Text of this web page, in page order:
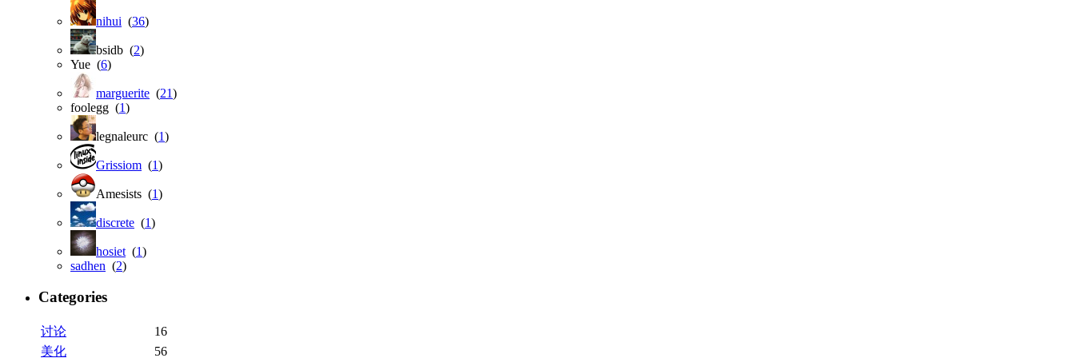
nihui (36)
bsidb (2)
Yue (6)
marguerite (21)
foolegg (1)
legnaleurc (1)
Grissiom (1)
Amesists (1)
discrete (1)
hosiet (1)
sadhen (2)
Categories
讨论
16
美化
56